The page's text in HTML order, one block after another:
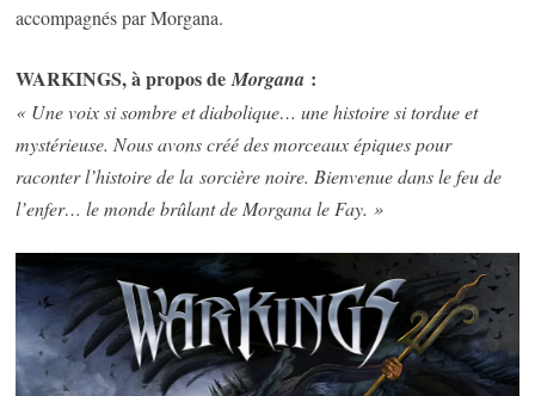
accompagnés par Morgana.
WARKINGS, à propos deMorgana :
« Une voix si sombre et diabolique… une histoire si tordue et
mystérieuse. Nous avons créé des morceaux épiques pour
raconter l’histoire de la sorcière noire. Bienvenue dans le feu de
l’enfer… le monde brûlant de Morgana le Fay. »